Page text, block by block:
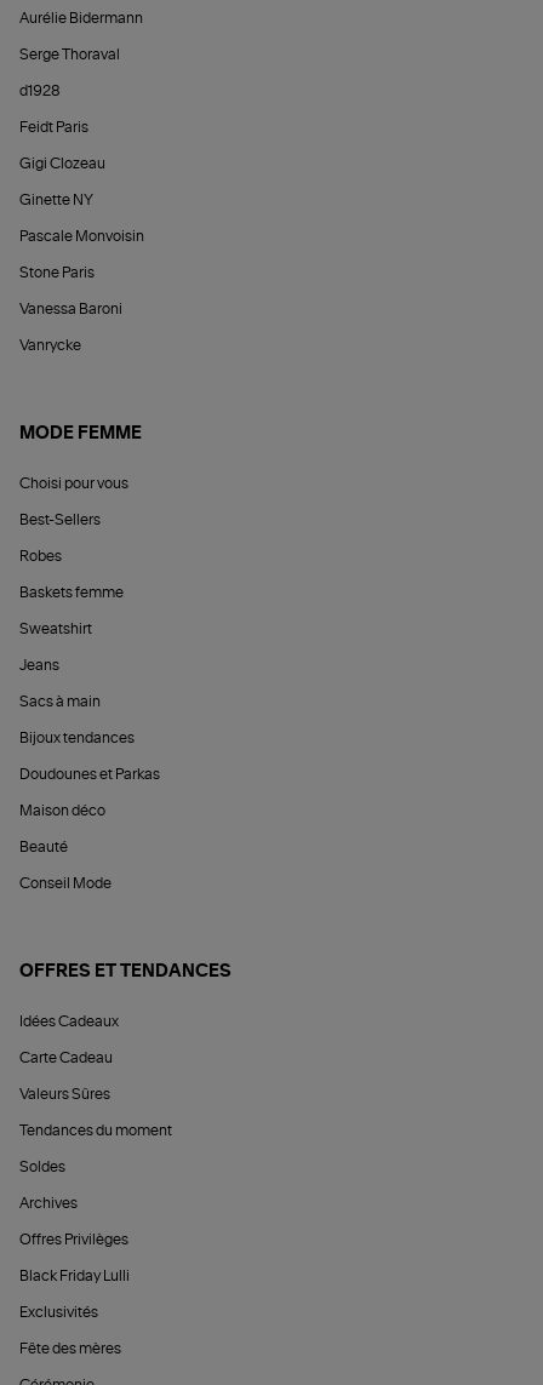
Aurélie Bidermann
Serge Thoraval
d1928
Feidt Paris
Gigi Clozeau
Ginette NY
Pascale Monvoisin
Stone Paris
Vanessa Baroni
Vanrycke
MODE FEMME
Choisi pour vous
Best-Sellers
Robes
Baskets femme
Sweatshirt
Jeans
Sacs à main
Bijoux tendances
Doudounes et Parkas
Maison déco
Beauté
Conseil Mode
OFFRES ET TENDANCES
Idées Cadeaux
Carte Cadeau
Valeurs Sûres
Tendances du moment
Soldes
Archives
Offres Privilèges
Black Friday Lulli
Exclusivités
Fête des mères